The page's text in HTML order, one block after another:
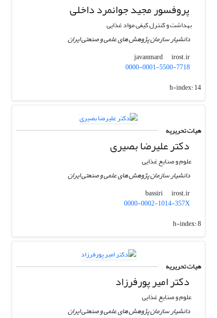
پروفسور مجید جوانمرد داخلی
بهداشت و کنترل کیفی مواد غذایی
دانشیار سازمان پژوهش های علمی و صنعتی ایران
javanmard
irost.ir
0000-0001-5500-7718
h-index:14
هیات تحریریه
دکتر علیرضا بصیری
علوم و صنایع غذایی
دانشیار سازمان پژوهش های علمی و صنعتی ایران
bassiri
irost.ir
0000-0002-1014-357X
h-index:8
هیات تحریریه
دکتر امیر پورفرزاد
علوم و صنایع غذایی
دانشیار سازمان پژوهش های علمی و صنعتی ایران